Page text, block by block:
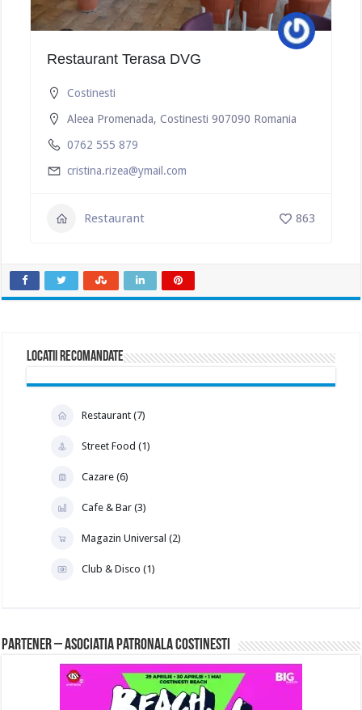
Restaurant Terasa DVG
Costinesti
Aleea Promenada, Costinesti 907090 Romania
0762 555 879
cristina.rizea@ymail.com
Restaurant 863
Locatii Recomandate
Restaurant (7)
Street Food (1)
Cazare (6)
Cafe & Bar (3)
Magazin Universal (2)
Club & Disco (1)
PARTENER – Asociatia Patronala Costinesti